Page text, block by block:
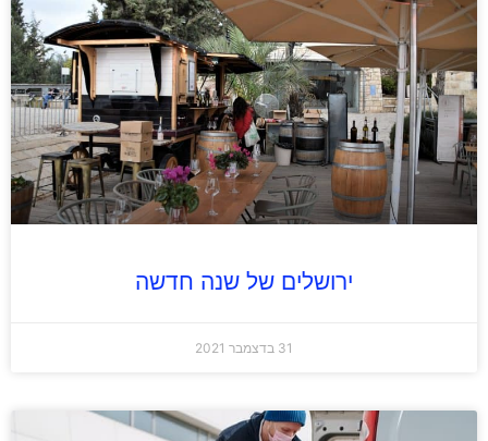
ירושלים של שנה חדשה
31 בדצמבר 2021